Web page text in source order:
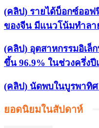
(คลิป) รายได้บ็อกซ์ออ
ของจีน มีแนวโน้มทำลา
(คลิป) อุตสาหกรรมอิเล็
ขึ้น 96.9% ในช่วงครึ่ง
(คลิป) นัดพบในบูรพาทิ
ยอดนิยมในสัปดาห์